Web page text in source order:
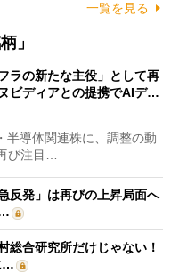
一覧を見る
」
ラの新たな主役」として再
ビディアとの提携でAIデ…
導体関連株に、調整の動
び注目…
反発」は再びの上昇局面へ
総合研究所だけじゃない！
…